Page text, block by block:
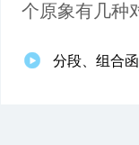
个原象有几种
分段、组合